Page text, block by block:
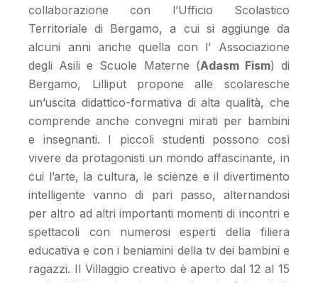
collaborazione con l’Ufficio Scolastico
Territoriale di Bergamo, a cui si aggiunge da
alcuni anni anche quella con l’ Associazione
degli Asili e Scuole Materne (Adasm Fism) di
Bergamo, Lilliput propone alle scolaresche
un’uscita didattico-formativa di alta qualità, che
comprende anche convegni mirati per bambini
e insegnanti. I piccoli studenti possono così
vivere da protagonisti un mondo affascinante, in
cui l’arte, la cultura, le scienze e il divertimento
intelligente vanno di pari passo, alternandosi
per altro ad altri importanti momenti di incontri e
spettacoli con numerosi esperti della filiera
educativa e con i beniamini della tv dei bambini e
ragazzi. Il Villaggio creativo è aperto dal 12 al 15